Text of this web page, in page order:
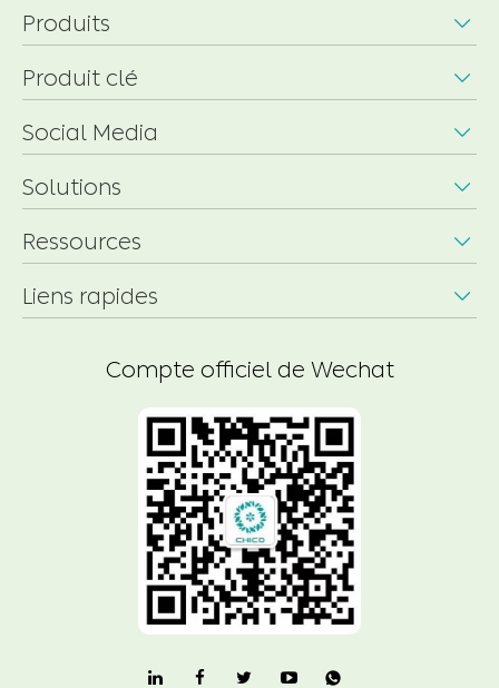
Produits 
Produit clé 
Social Media 
Solutions 
Ressources 
Liens rapides 
Compte officiel de Wechat
